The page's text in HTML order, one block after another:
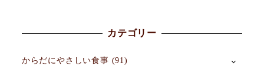
カテゴリー
からだにやさしい食事 (91)